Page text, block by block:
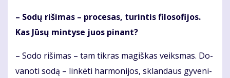
– So­dų ri­ši­mas – pro­ce­sas, tu­rin­tis fi­lo­so­fi­jos.
Kas Jū­sų min­ty­se juos pi­nant?
– So­do ri­ši­mas – tam tik­ras ma­giš­kas veiks­mas. Do­
va­no­ti so­dą – lin­kė­ti har­mo­ni­jos, sklan­daus gy­ve­ni­